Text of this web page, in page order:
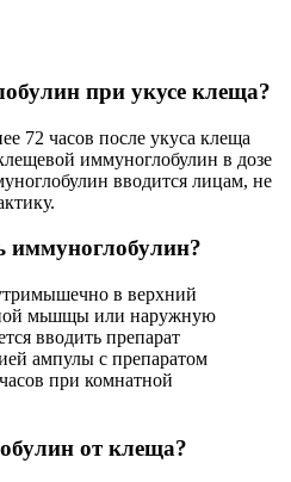
при укусе клеща?
72 часов после укуса клеща
иммуноглобулин в дозе
вводится лицам, не
иммуноглобулин?
в верхний
мьшщы или наружную
вводить препарат
ампулы с препаратом
при комнатной
от клеща?